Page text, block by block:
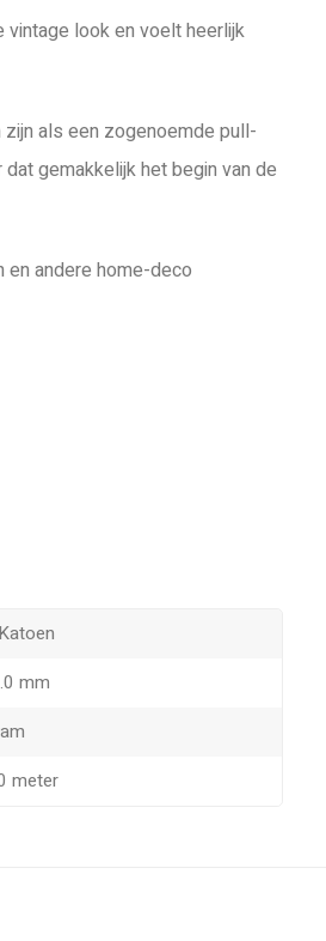
vintage look en voelt heerlijk
als een zogenoemde pull-
gemakkelijk het begin van de
en andere home-deco
mm
meter